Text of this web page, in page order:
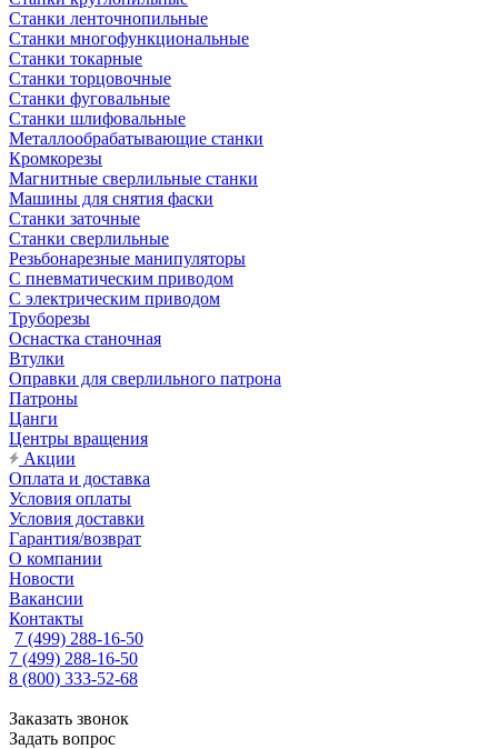
Станки ленточнопильные
Станки многофункциональные
Станки токарные
Станки торцовочные
Станки фуговальные
Станки шлифовальные
Металлообрабатывающие станки
Кромкорезы
Магнитные сверлильные станки
Машины для снятия фаски
Станки заточные
Станки сверлильные
Резьбонарезные манипуляторы
С пневматическим приводом
С электрическим приводом
Труборезы
Оснастка станочная
Втулки
Оправки для сверлильного патрона
Патроны
Цанги
Центры вращения
Акции
Оплата и доставка
Условия оплаты
Условия доставки
Гарантия/возврат
О компании
Новости
Вакансии
Контакты
7 (499) 288-16-50
7 (499) 288-16-50
8 (800) 333-52-68
Заказать звонок
Задать вопрос